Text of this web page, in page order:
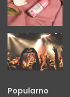
Popularno